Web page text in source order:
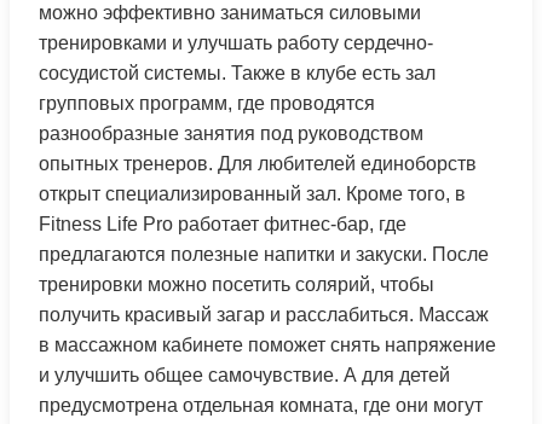
можно эффективно заниматься силовыми
тренировками и улучшать работу сердечно-
сосудистой системы. Также в клубе есть зал
групповых программ, где проводятся
разнообразные занятия под руководством
опытных тренеров. Для любителей единоборств
открыт специализированный зал. Кроме того, в
Fitness Life Pro работает фитнес-бар, где
предлагаются полезные напитки и закуски. После
тренировки можно посетить солярий, чтобы
получить красивый загар и расслабиться. Массаж
в массажном кабинете поможет снять напряжение
и улучшить общее самочувствие. А для детей
предусмотрена отдельная комната, где они могут